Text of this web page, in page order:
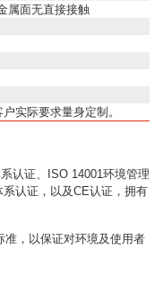
属面无直接接触
实际要求量身定制。
认证、ISO 14001环境管理
认证，以及CE认证，拥有
准，以保证对环境及使用者